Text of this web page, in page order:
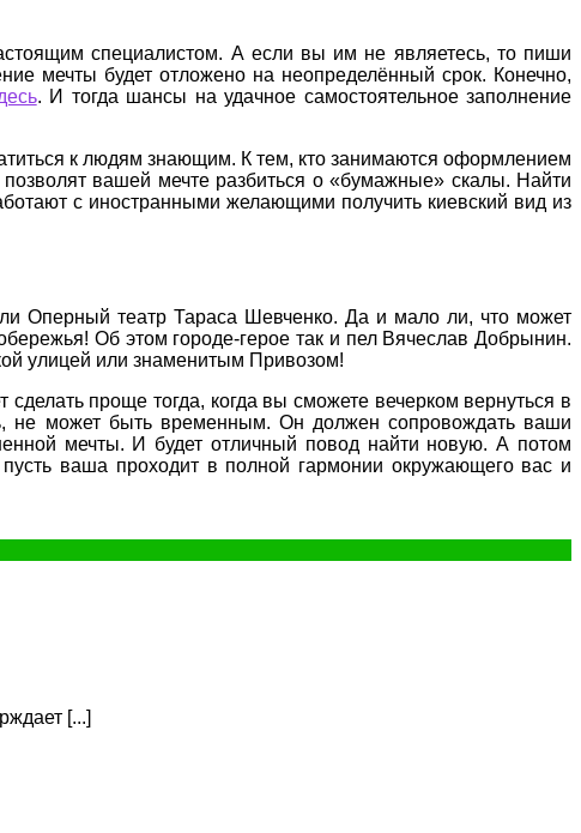
специалистом. А если вы им не являетесь, то пиши
мечты будет отложено на неопределённый срок. Конечно,
. И тогда шансы на удачное самостоятельное заполнение
к людям знающим. К тем, кто занимаются оформлением
вашей мечте разбиться о «бумажные» скалы. Найти
с иностранными желающими получить киевский вид из
Оперный театр Тараса Шевченко. Да и мало ли, что может
Об этом городе-герое так и пел Вячеслав Добрынин.
улицей или знаменитым Привозом!
проще тогда, когда вы сможете вечерком вернуться в
не может быть временным. Он должен сопровождать ваши
мечты. И будет отличный повод найти новую. А потом
ваша проходит в полной гармонии окружающего вас и
[...]